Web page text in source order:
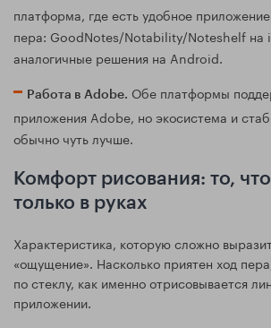
платформа, где есть удобное
пера: GoodNotes/Notability/Noteshelf на
аналогичные решения на Android.
Работа в Adobe. Обе платформы
приложения Adobe, но экосистема и
обычно чуть лучше.
Комфорт рисования: то,
только в руках
Характеристика, которую сложно
«ощущение». Насколько приятен ход
по стеклу, как именно отрисовывается
приложении.